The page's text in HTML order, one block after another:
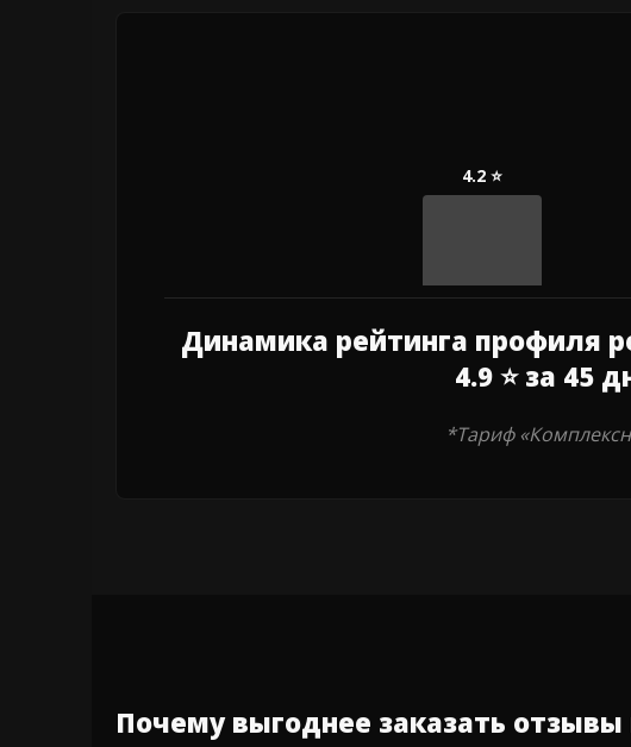
Динамика рейтинга профиля
4.9 ⭐ за 45
*Тариф
Почему выгоднее заказать